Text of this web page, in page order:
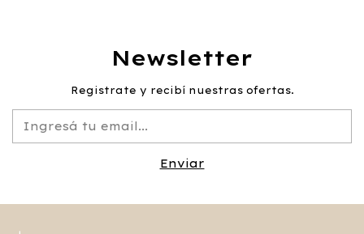
Newsletter
Registrate y recibí nuestras ofertas.